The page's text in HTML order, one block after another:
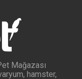
Mağazası
hamster,